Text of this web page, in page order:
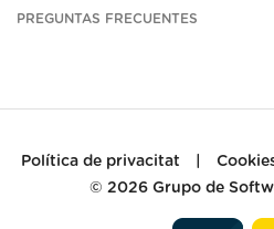
PREGUNTAS FRECUENTES
Política de privacitat
© 2026 Grupo de